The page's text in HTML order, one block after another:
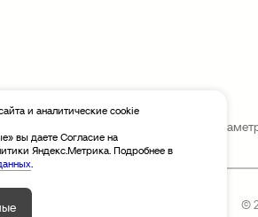
за собой право изменять
©
и аналитические cookie
вы даете Согласие на
Яндекс.Метрика. Подробнее в
.